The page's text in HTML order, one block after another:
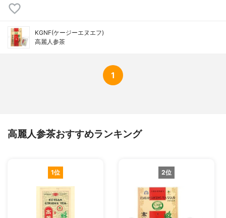
KGNF(ケージーエヌエフ)
高麗人参茶
1
高麗人参茶おすすめランキング
1位 2位